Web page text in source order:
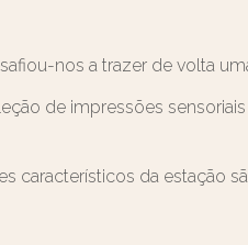
nos a trazer de volta
de impressões
característicos da estação